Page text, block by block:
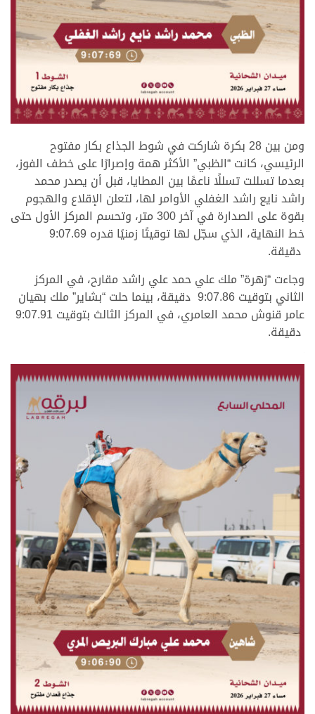
ومن بين 28 بكرة شاركت في شوط الجذاع بكار مفتوح
الرئيسي، كانت “الظبي” الأكثر همة وإصرارًا على خطف الفوز،
بعدما تسللت تسللًا ناعمًا بين المطايا، قبل أن يصدر محمد
راشد نايع راشد الغفلي الأوامر لها، لتعلن الإقلاع والهجوم
بقوة على الصدارة في آخر 300 متر، وتحسم المركز الأول حتى
خط النهاية، الذي سجّل لها توقيتًا زمنيًا قدره 9:07.69
دقيقة.
وجاءت “زهرة” ملك علي حمد علي راشد مقارح، في المركز
الثاني بتوقيت 9:07.86 دقيقة، بينما حلت “بشاير” ملك بهيان
عامر قنوش محمد العامري، في المركز الثالث بتوقيت 9:07.91
دقيقة.